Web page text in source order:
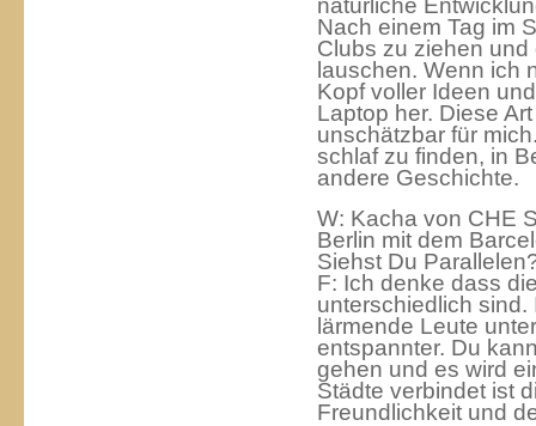
natürliche
Nach einem Tag im
Clubs zu ziehen
lauschen. Wenn ich
Kopf voller Ideen
Laptop her. Diese
unschätzbar für
schlaf zu finden, in
andere Geschichte.
W: Kacha von CHE
Berlin mit dem
Siehst Du
F: Ich denke dass
unterschiedlich
lärmende Leute
entspannter. Du
gehen und es wird
Städte verbindet ist
Freundlichkeit und